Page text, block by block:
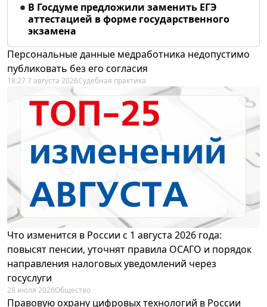
В Госдуме предложили заменить ЕГЭ
аттестацией в форме государственного
экзамена
Персональные данные медработника недопустимо
публиковать без его согласия
18:27 7 августа 2026Судебная практика
Что изменится в России с 1 августа 2026 года:
повысят пенсии, уточнят правила ОСАГО и порядок
направления налоговых уведомлений через
госуслуги
28 июля 2026Общество
Правовую охрану цифровых технологий в России